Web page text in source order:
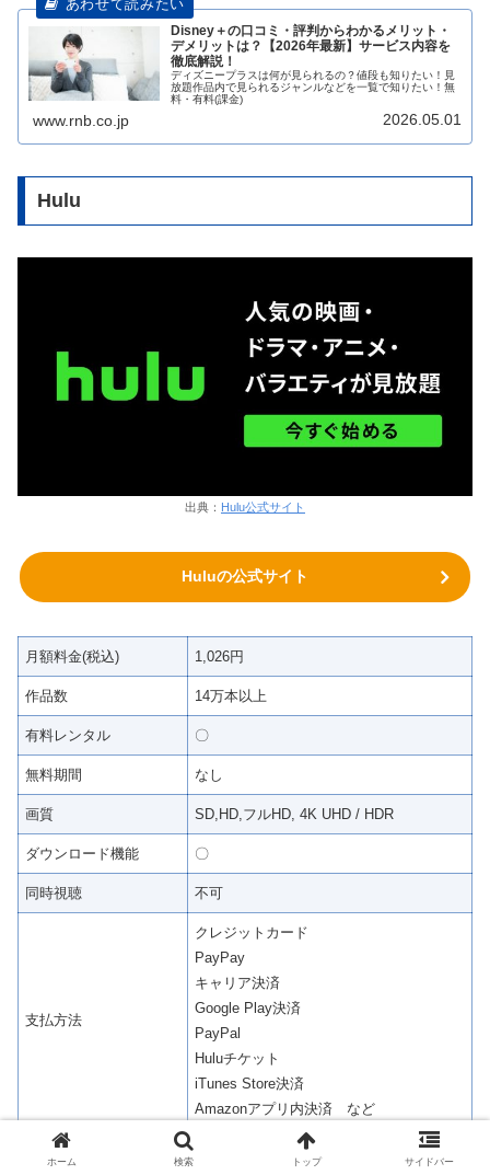
Disney＋の口コミ・評判からわかるメリット・
デメリットは？【2026年最新】サービス内容を
徹底解説！
ディズニープラスは何が見られるの？値段も知りたい！見
放題作品内で見られるジャンルなどを一覧で知りたい！無
料・有料(課金)
www.rnb.co.jp 2026.05.01
Hulu
出典： Hulu公式サイト
Huluの公式サイト
月額料金(税込) 1,026円
作品数 14万本以上
有料レンタル 〇
無料期間 なし
画質 SD,HD,フルHD, 4K UHD / HDR
ダウンロード機能 〇
同時視聴 不可
支払方法
クレジットカード
PayPay
キャリア決済
Google Play決済
PayPal
Huluチケット
iTunes Store決済
Amazonアプリ内決済 など
ホーム 検索 トップ サイドバー